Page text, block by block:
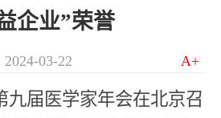
企业”荣誉
03-22 A+
九届医学家年会在北京召